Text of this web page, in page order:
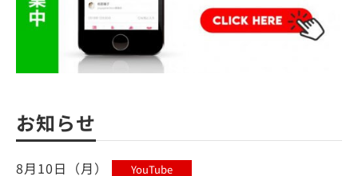
お知らせ
8月10日（月） YouTube